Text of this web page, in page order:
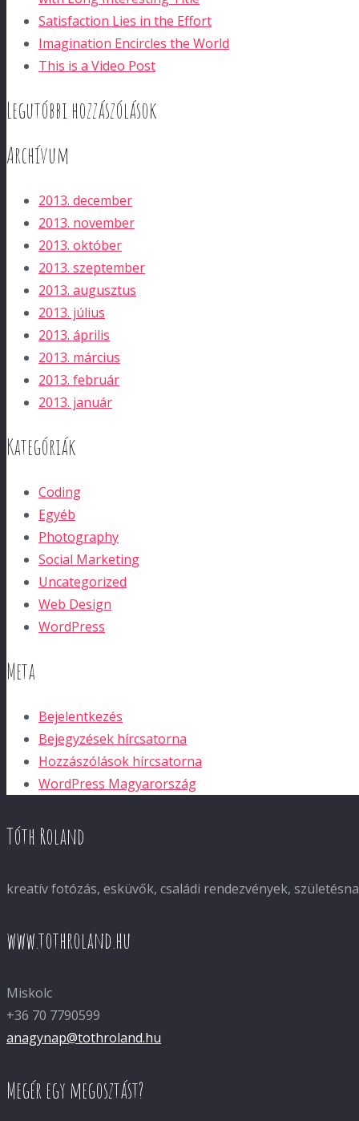
Satisfaction Lies in the Effort
Imagination Encircles the World
This is a Video Post
Legutóbbi hozzászólások
Archívum
2013. december
2013. november
2013. október
2013. szeptember
2013. augusztus
2013. július
2013. április
2013. március
2013. február
2013. január
Kategóriák
Coding
Egyéb
Photography
Social Marketing
Uncategorized
Web Design
WordPress
Meta
Bejelentkezés
Bejegyzések hírcsatorna
Hozzászólások hírcsatorna
WordPress Magyarország
Tóth Roland
kreatív fotózás, esküvők, családi rendezvények,
www.tothroland.hu
Miskolc
+36 70 7790599
anagynap@tothroland.hu
Megér egy megosztást?